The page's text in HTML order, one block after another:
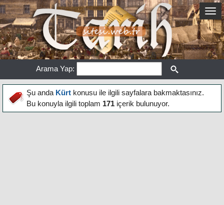
Arama Yap:
Şu anda Kürt konusu ile ilgili sayfalara bakmaktasınız.
Bu konuyla ilgili toplam 171 içerik bulunuyor.